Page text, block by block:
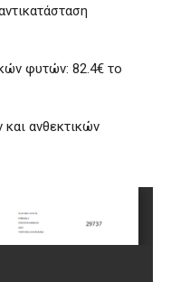
φυτών: 82.4€ το
ανθεκτικών